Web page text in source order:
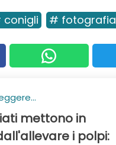
conigli # fotografia
mettono in
i polpi: